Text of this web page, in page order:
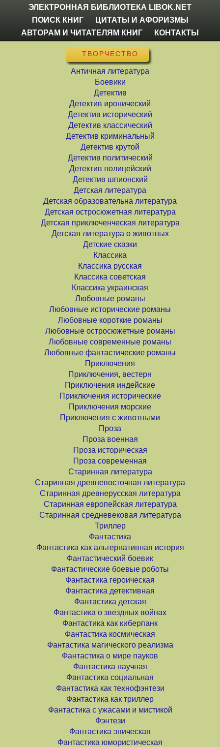
ЭЛЕКТРОННАЯ БИБЛИОТЕКА LIBOK.NET
ПОИСК КНИГ
ЦИТАТЫ И АФОРИЗМЫ
АВТОРАМ И ЧИТАТЕЛЯМ КНИГ
КОНТАКТЫ
ТВОРЧЕСТВО
Античная литература
Боевики
Детектив
Детектив иронический
Детектив исторический
Детектив классический
Детектив криминальный
Детектив крутой
Детектив политический
Детектив полицейский
Детектив шпионский
Детская литература
Детская образовательна литература
Детская остросюжетная литература
Детская приключенческая литература
Детская литература о животных
Детские сказки
Классика
Классика русская
Классика советская
Классика украинская
Любовные романы
Любовные исторические романы
Любовные короткие романы
Любовные остросюжетные романы
Любовные современные романы
Любовные фантастические романы
Приключения
Приключения, вестерн
Приключения индейские
Приключения исторические
Приключения морские
Приключения с животными
Проза
Проза военная
Проза историческая
Проза современная
Старинная литература
Старинная древневосточная литература
Старинная древнерусская литература
Старинная европейская литература
Старинная средневековая литература
Триллер
Фантастика
Фантастика как альтернативная история
Фантастический боевик
Фантастические боевые роботы
Фантастика героическая
Фантастика детективная
Фантастика детская
Фантастика о звездных войнах
Фантастика как киберпанк
Фантастика космическая
Фантастика магического реализма
Фантастика о мире пауков
Фантастика научная
Фантастика социальная
Фантастика как технофэнтези
Фантастика как триллер
Фантастика с ужасами и мистикой
Фэнтези
Фантастика эпическая
Фантастика юмористическая